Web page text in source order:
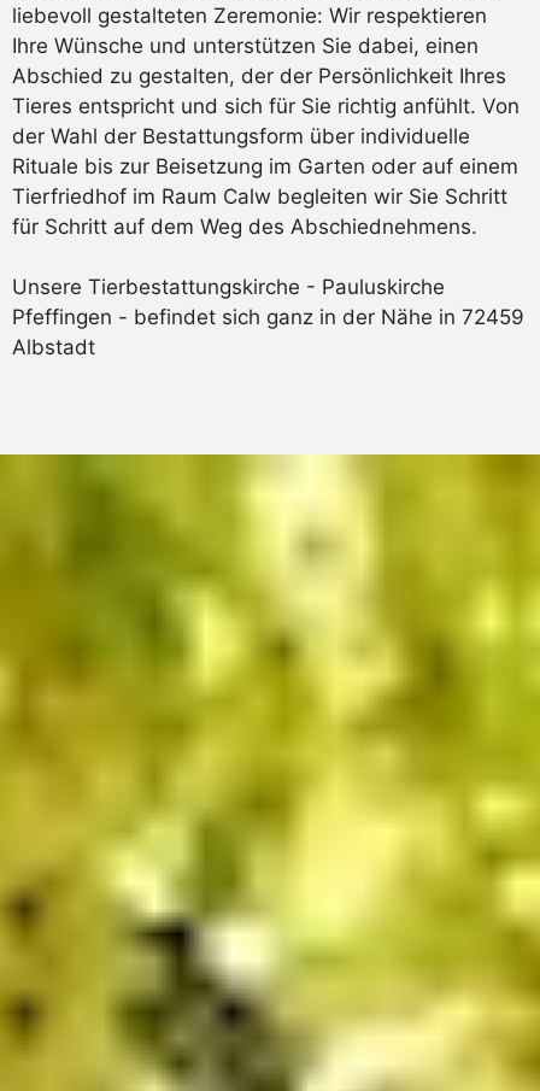
liebevoll gestalteten Zeremonie: Wir respektieren
Ihre Wünsche und unterstützen Sie dabei, einen
Abschied zu gestalten, der der Persönlichkeit Ihres
Tieres entspricht und sich für Sie richtig anfühlt. Von
der Wahl der Bestattungsform über individuelle
Rituale bis zur Beisetzung im Garten oder auf einem
Tierfriedhof im Raum Calw begleiten wir Sie Schritt
für Schritt auf dem Weg des Abschiednehmens.
Unsere Tierbestattungskirche - Pauluskirche
Pfeffingen - befindet sich ganz in der Nähe in 72459
Albstadt